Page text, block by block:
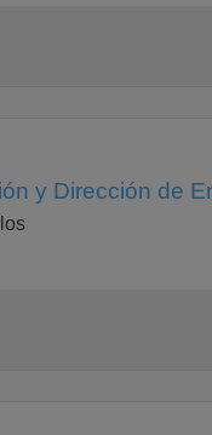
y Dirección de